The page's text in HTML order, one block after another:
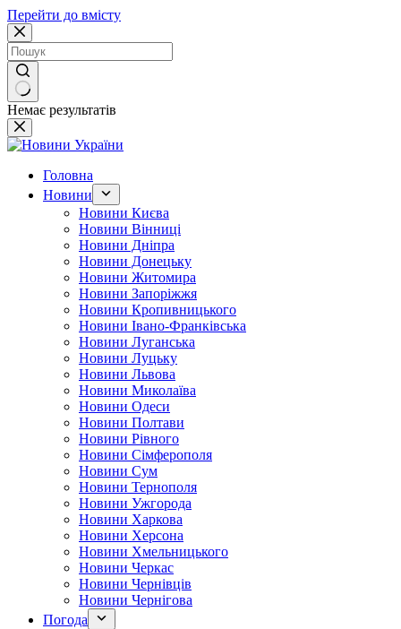
Перейти до вмісту
Немає результатів
Головна
Новини
Новини Києва
Новини Вінниці
Новини Дніпра
Новини Донецьку
Новини Житомира
Новини Запоріжжя
Новини Кропивницького
Новини Івано-Франківська
Новини Луганська
Новини Луцьку
Новини Львова
Новини Миколаїва
Новини Одеси
Новини Полтави
Новини Рівного
Новини Сімферополя
Новини Сум
Новини Тернополя
Новини Ужгорода
Новини Харкова
Новини Херсона
Новини Хмельницького
Новини Черкас
Новини Чернівців
Новини Чернігова
Погода